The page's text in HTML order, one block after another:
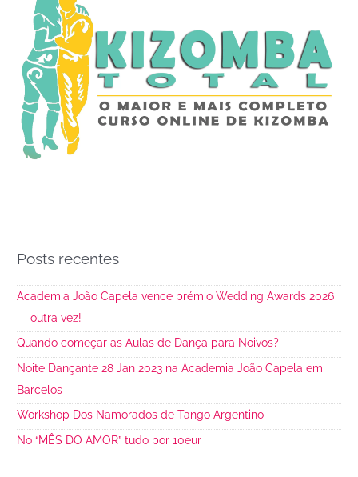
Posts recentes
Academia João Capela vence prémio Wedding Awards 2026
— outra vez!
Quando começar as Aulas de Dança para Noivos?
Noite Dançante 28 Jan 2023 na Academia João Capela em
Barcelos
Workshop Dos Namorados de Tango Argentino
No “MÊS DO AMOR” tudo por 10eur